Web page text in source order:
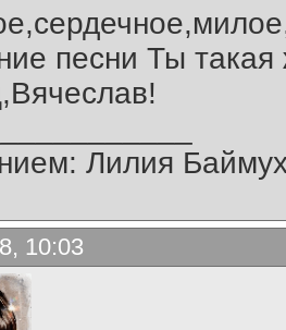
песни Ты
Лилия
10:03